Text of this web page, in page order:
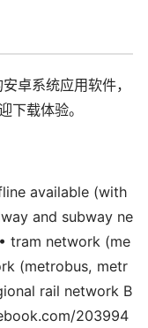
卓系统应用软件，
下载体验。
available (with
and subway ne
tram network (me
(metrobus, metr
rail network B
203994